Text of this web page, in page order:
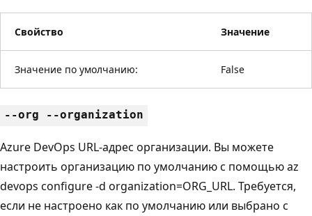
Свойство Значение
Значение по умолчанию: False
--org --organization
Azure DevOps URL-адрес организации. Вы можете
настроить организацию по умолчанию с помощью az
devops configure -d organization=ORG_URL. Требуется,
если не настроено как по умолчанию или выбрано с